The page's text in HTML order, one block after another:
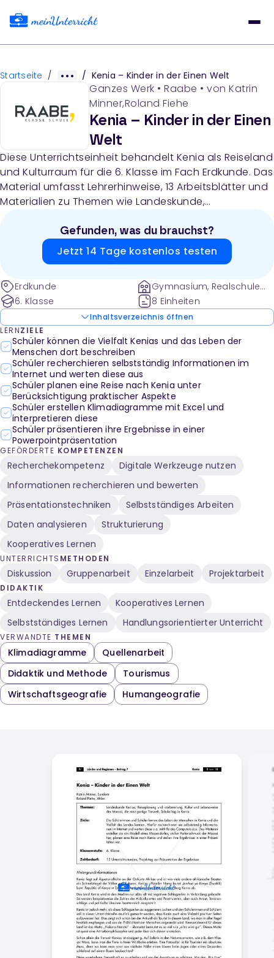
Startseite / / Kenia – Kinder in der Einen Welt
Ganzes Werk • Raabe • von Katrin
Minner,Roland Fiehe
Kenia – Kinder in der Einen
Welt
Diese Unterrichtseinheit behandelt Kenia als Reiseland
und Kulturraum für die 6. Klasse im Fach Erdkunde. Das
Material umfasst Lehrerhinweise, 13 Arbeitsblätter und
Materialien zu Themen wie Landeskunde,
Klimadiagramme, Internetrecherche,
Präsentationserstellung und Schulalltag in Kenia, mit
praktischen Aktivitäten wie Modellbau und Basteln
Gefunden, was du brauchst?
Jetzt 14 Tage kostenlos testen
Erdkunde
6. Klasse
Gymnasium, Realschule
und weitere
8 Einheiten
Inhaltsverzeichnis öffnen
LERNZIELE
Schüler können die Vielfalt Kenias und das Leben der
Menschen dort beschreiben
Schüler recherchieren selbstständig Informationen im
Internet und werten diese aus
Schüler planen eine Reise nach Kenia unter
Berücksichtigung praktischer Aspekte
Schüler erstellen Klimadiagramme mit Excel und
interpretieren diese
Schüler präsentieren ihre Ergebnisse in einer
Powerpointpräsentation
GEFÖRDERTE KOMPETENZEN
Recherchekompetenz
Digitale Werkzeuge nutzen
Informationen recherchieren und bewerten
Präsentationstechniken
Selbstständiges Arbeiten
Daten analysieren
Strukturierung
Kooperatives Lernen
UNTERRICHTS METHODEN
Diskussion Gruppenarbeit Einzelarbeit Projektarbeit
DIDAKTIK
Entdeckendes Lernen
Kooperatives Lernen
Selbstständiges Lernen
Handlungsorientierter Unterricht
VERWANDTE THEMEN
Klimadiagramme
Quellenarbeit
Didaktik und Methode
Tourismus
Wirtschaftsgeografie
Humangeografie